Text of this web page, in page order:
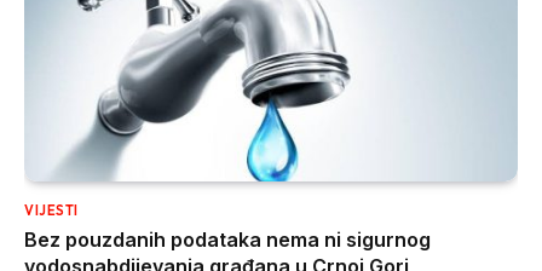
VIJESTI
Bez pouzdanih podataka nema ni sigurnog
vodosnabdijevanja građana u Crnoj Gori